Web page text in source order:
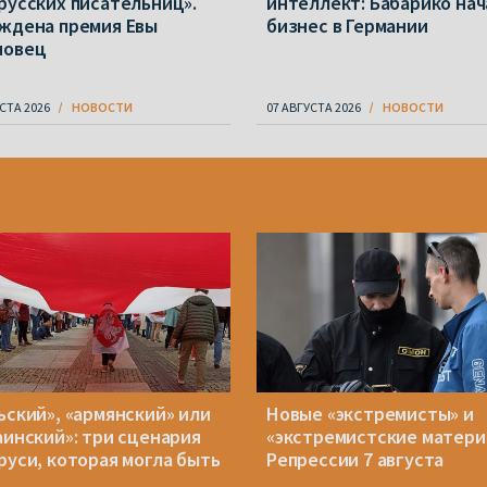
премия Евы
2026 НОВОСТИ
бизнес в Германии
07 АВГУСТА 2026 НОВОСТИ
«армянский» или
три сценария
которая могла быть
Новые «экстремисты» и
«экстремистские
Репрессии 7 августа